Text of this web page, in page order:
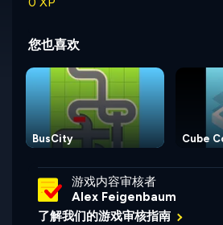
您也喜欢
BusCity Cube
游戏内容审核者
Alex Feigenbaum
了解我们的游戏审核指南